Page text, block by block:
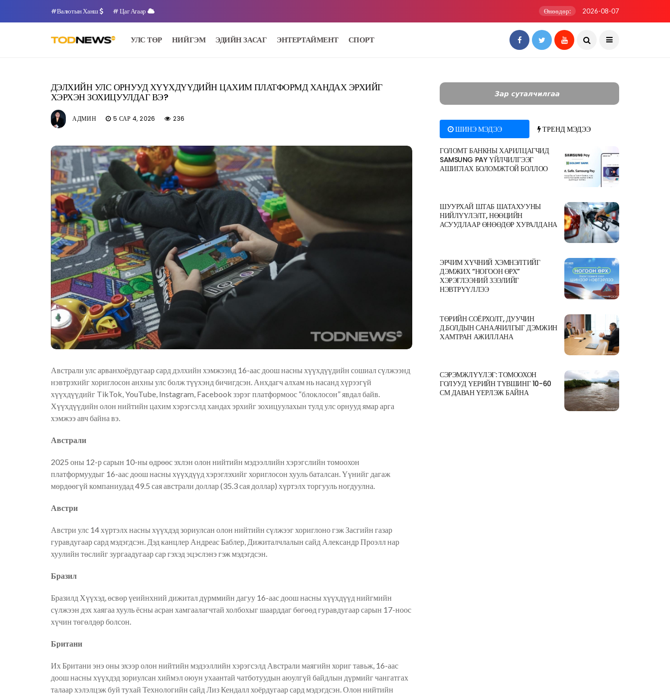
#Валютын Ханш # Цаг Агаар Өнөөдөр: 2026-08-07
УЛС ТӨР НИЙГЭМ ЭДИЙН ЗАСАГ ЭНТЕРТАЙМЕНТ СПОРТ
ДЭЛХИЙН УЛС ОРНУУД ХҮҮХДҮҮДИЙН ЦАХИМ ПЛАТФОРМД ХАНДАХ ЭРХИЙГ
ХЭРХЭН ЗОХИЦУУЛДАГ ВЭ?
АДМИН 5 САР 4, 2026 236
Австрали улс арванхоёрдугаар сард дэлхийн хэмжээнд 16-аас доош насны хүүхдүүдийн сошиал сүлжээнд
нэвтрэхийг хориглосон анхны улс болж түүхэнд бичигдсэн. Анхдагч алхам нь насанд хүрээгүй
хүүхдүүдийг TikTok, YouTube, Instagram, Facebook зэрэг платформоос “блоклосон” явдал байв.
Хүүхдүүдийн олон нийтийн цахимхэрэгсэлд хандах эрхийг зохицуулахын тулд улс орнууд ямар арга
хэмжээ авч байна вэ.
Австрали
2025 оны 12-р сарын 10-ны өдрөөс эхлэн олон нийтийн мэдээллийн хэрэгслийн томоохон
платформуудыг 16-аас доош насны хүүхдүүдхэрэглэхийг хориглосон хууль баталсан. Үүнийг дагаж
мөрдөөгүй компаниудад 49.5 сая австрали доллар (35.3 сая доллар) хүртэлх торгууль ногдуулна.
Австри
Австри улс 14 хүртэлх насны хүүхдэд зориулсан олон нийтийн сүлжээг хориглоно гэж Засгийн газар
гуравдугаар сард мэдэгдсэн. Дэд канцлер Андреас Баблер, Дижиталчлалын сайд Александр Проэлл нар
хуулийн төслийг зургаадугаар сар гэхэд эцэслэнэ гэж мэдэгдсэн.
Бразил
Бразилд Хүүхэд, өсвөр үеийнхний дижитал дүрммийн дагуу 16-аас доош насны хүүхдүүд нийгмийн
сүлжээн дэх хаягаа хууль ёсны асран хамгаалагчтай холбохыг шаарддаг бөгөөд гуравдугаар сарын 17-ноос
хүчин төгөлдөр болсон.
Британи
Их Британи энэ оны эхээр олон нийтийн мэдээллийн хэрэгсэлд Австрали маягийн хориг тавьж, 16-аас
доош насны хүүхдэд зориулсан хиймэл оюун ухаантай чатботуудын аюулгүй байдлын дүрмийг чангатгах
талаар хэлэлцэж буй тухай Технологийн сайд Лиз Кендалл хоёрдугаар сард мэдэгдсэн. Олон нийтийн
ШИНЭ МЭДЭЭ ТРЕНД МЭДЭЭ
ГОЛОМТ БАНКНЫ ХАРИЛЦАГЧИД
SAMSUNG PAY ҮЙЛЧИЛГЭЭГ
АШИГЛАХ БОЛОМЖТОЙ БОЛЛОО
ШУУРХАЙ ШТАБ ШАТАХУУНЫ
НИЙЛҮҮЛЭЛТ, НӨӨЦИЙН
АСУУДЛААР ӨНӨӨДӨР ХУРАЛДАНА
ЭРЧИМ ХҮЧНИЙ ХЭМНЭЛТИЙГ
ДЭМЖИХ “НОГООН ӨРХ”
ХЭРЭГЛЭЭНИЙ ЗЭЭЛИЙГ
НЭВТРҮҮЛЛЭЭ
ТӨРИЙН СОЁРХОЛТ, ДУУЧИН
Д.БОЛДЫН САНААЧИЛГЫГ ДЭМЖИН
ХАМТРАН АЖИЛЛАНА
СЭРЭМЖЛҮҮЛЭГ: ТОМООХОН
ГОЛУУД ҮЕРИЙН ТҮВШИНГ 10-60
СМ ДАВАН ҮЕРЛЭЖ БАЙНА